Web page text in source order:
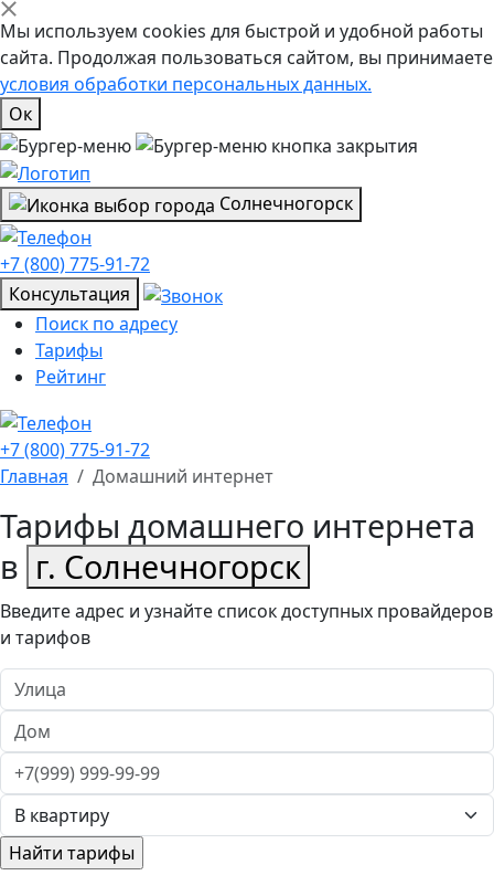
Мы используем cookies для быстрой и удобной работы
сайта. Продолжая пользоваться сайтом, вы принимаете
условия обработки персональных данных.
Ок
Солнечногорск
+7 (800) 775-91-72
Консультация
Поиск по адресу
Тарифы
Рейтинг
+7 (800) 775-91-72
Главная
Домашний интернет
Тарифы домашнего интернета
в г. Солнечногорск
Введите адрес и узнайте список доступных провайдеров
и тарифов